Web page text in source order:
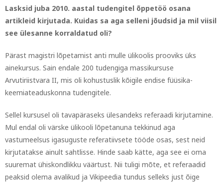
Lasksid juba 2010. aastal tudengitel õppetöö osana
artikleid kirjutada. Kuidas sa aga selleni jõudsid ja mil viisil
see ülesanne korraldatud oli?
Pärast magistri lõpetamist anti mulle ülikoolis prooviks üks
ainekursus. Sain endale 200 tudengiga massikursuse
Arvutiriistvara II, mis oli kohustuslik kõigile endise füüsika-
keemiateaduskonna tudengitele.
Sellel kursusel oli tavapäraseks ülesandeks referaadi kirjutamine.
Mul endal oli värske ülikooli lõpetanuna tekkinud aga
vastumeelsus igasuguste referatiivsete tööde osas, sest neid
kirjutatakse ainult sahtlisse. Hinde saab kätte, aga see ei oma
suuremat ühiskondlikku väärtust. Nii tuligi mõte, et referaadid
peaksid olema avalikud ja Vikipeedia tundus selleks just õige